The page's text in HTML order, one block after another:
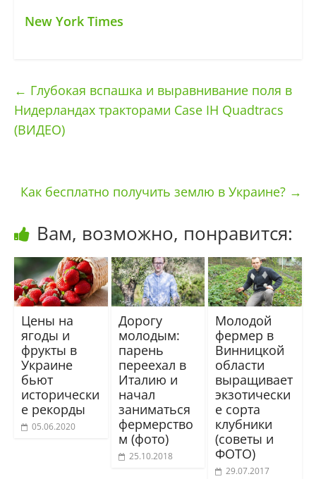
New York Times
← Глубокая вспашка и выравнивание поля в
Нидерландах тракторами Case IH Quadtracs
(ВИДЕО)
Как бесплатно получить землю в Украине? →
Вам, возможно, понравится:
Цены на
ягоды и
фрукты в
Украине
бьют
исторически
е рекорды
05.06.2020
Дорогу
молодым:
парень
переехал в
Италию и
начал
заниматься
фермерство
м (фото)
25.10.2018
Молодой
фермер в
Винницкой
области
выращивает
экзотически
е сорта
клубники
(советы и
ФОТО)
29.07.2017